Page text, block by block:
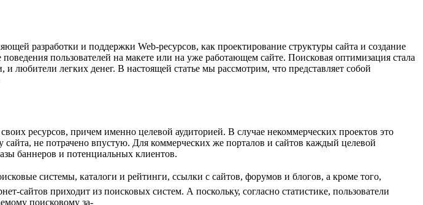
разработки и поддержки Web-ресурсов, как проектирование структуры сайта и создание
пользователей на макете или на уже работающем сайте. Поисковая оптимизация стала
любители легких денег. В настоящей статье мы рассмотрим, что представляет собой
ресурсов, причем именно целевой аудиторией. В случае некоммерческих проектов это
не потрачено впустую. Для коммерческих же порталов и сайтов каждый целевой
баннеров и потенциальных клиентов.
системы, каталоги и рейтинги, ссылки с сайтов, форумов и блогов, а кроме того,
сайтов приходит из поисковых систем. А поскольку, согласно статистике, пользователи
поисковому за-